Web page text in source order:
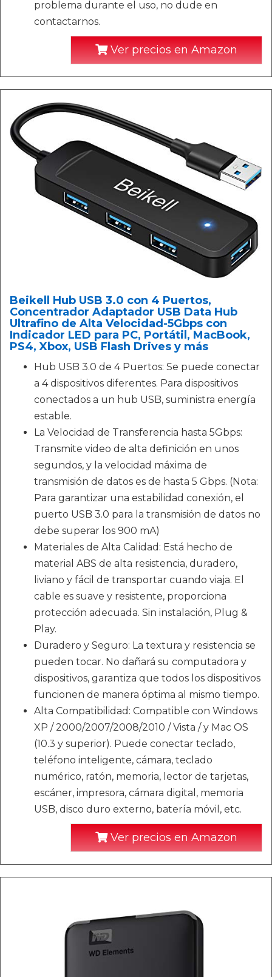
problema durante el uso, no dude en
contactarnos.
Ver precios en Amazon
Beikell Hub USB 3.0 con 4 Puertos,
Concentrador Adaptador USB Data Hub
Ultrafino de Alta Velocidad-5Gbps con
Indicador LED para PC, Portátil, MacBook,
PS4, Xbox, USB Flash Drives y más
Hub USB 3.0 de 4 Puertos: Se puede conectar
a 4 dispositivos diferentes. Para dispositivos
conectados a un hub USB, suministra energía
estable.
La Velocidad de Transferencia hasta 5Gbps:
Transmite video de alta definición en unos
segundos, y la velocidad máxima de
transmisión de datos es de hasta 5 Gbps. (Nota:
Para garantizar una estabilidad conexión, el
puerto USB 3.0 para la transmisión de datos no
debe superar los 900 mA)
Materiales de Alta Calidad: Está hecho de
material ABS de alta resistencia, duradero,
liviano y fácil de transportar cuando viaja. El
cable es suave y resistente, proporciona
protección adecuada. Sin instalación, Plug &
Play.
Duradero y Seguro: La textura y resistencia se
pueden tocar. No dañará su computadora y
dispositivos, garantiza que todos los dispositivos
funcionen de manera óptima al mismo tiempo.
Alta Compatibilidad: Compatible con Windows
XP / 2000/2007/2008/2010 / Vista / y Mac OS
(10.3 y superior). Puede conectar teclado,
teléfono inteligente, cámara, teclado
numérico, ratón, memoria, lector de tarjetas,
escáner, impresora, cámara digital, memoria
USB, disco duro externo, batería móvil, etc.
Ver precios en Amazon